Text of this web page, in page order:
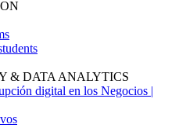
& DATA ANALYTICS
digital en los Negocios |